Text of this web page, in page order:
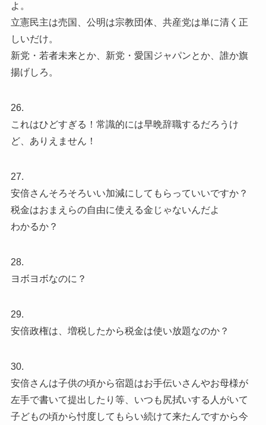
よ。
立憲民主は売国、公明は宗教団体、共産党は単に清く正
しいだけ。
新党・若者未来とか、新党・愛国ジャパンとか、誰か旗
揚げしろ。
26.
これはひどすぎる！常識的には早晩辞職するだろうけ
ど、ありえません！
27.
安倍さんそろそろいい加減にしてもらっていいですか？
税金はおまえらの自由に使える金じゃないんだよ
わかるか？
28.
ヨボヨボなのに？
29.
安倍政権は、増税したから税金は使い放題なのか？
30.
安倍さんは子供の頃から宿題はお手伝いさんやお母様が
左手で書いて提出したり等、いつも尻拭いする人がいて
子どもの頃から忖度してもらい続けて来たんですから今